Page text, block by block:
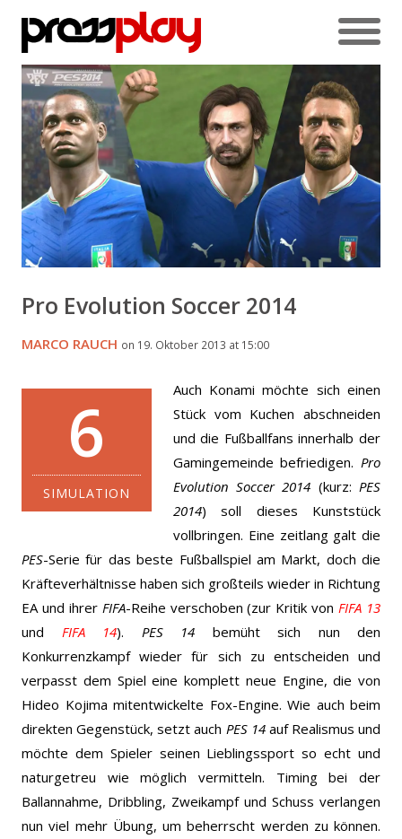
Pro Evolution Soccer 2014
MARCO RAUCH on 19. Oktober 2013 at 15:00
6
SIMULATION
Auch Konami möchte sich einen
Stück vom Kuchen abschneiden
und die Fußballfans innerhalb der
Gamingemeinde befriedigen. Pro
Evolution Soccer 2014 (kurz: PES
2014) soll dieses Kunststück
vollbringen. Eine zeitlang galt die
PES-Serie für das beste Fußballspiel am Markt, doch die
Kräfteverhältnisse haben sich großteils wieder in Richtung
EA und ihrer FIFA-Reihe verschoben (zur Kritik von FIFA 13
und FIFA 14). PES 14 bemüht sich nun den
Konkurrenzkampf wieder für sich zu entscheiden und
verpasst dem Spiel eine komplett neue Engine, die von
Hideo Kojima mitentwickelte Fox-Engine. Wie auch beim
direkten Gegenstück, setzt auch PES 14auf Realismus und
möchte dem Spieler seinen Lieblingssport so echt und
naturgetreu wie möglich vermitteln. Timing bei der
Ballannahme, Dribbling, Zweikampf und Schuss verlangen
nun viel mehr Übung, um beherrscht werden zu können.